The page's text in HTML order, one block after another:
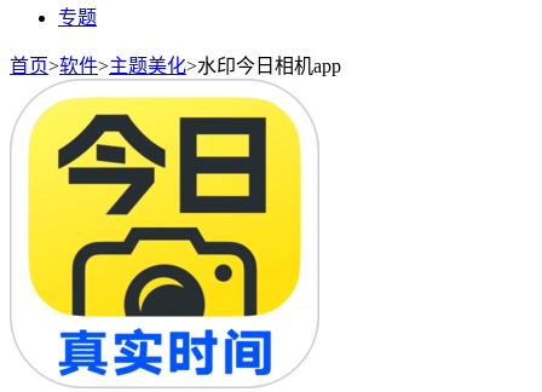
专题
首页>软件>主题美化>水印今日相机app